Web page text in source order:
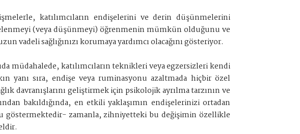
katılımcıların endişelerini ve derin düşünmelerini
(veya düşünmeyi) öğrenmenin mümkün olduğunu ve
vadeli sağlığınızı korumaya yardımcı olacağını gösteriyor.
müdahalede, katılımcıların teknikleri veya egzersizleri kendi
yanı sıra, endişe veya ruminasyonu azaltmada hiçbir özel
davranışlarını geliştirmek için psikolojik ayrılma tarzının ve
bakıldığında, en etkili yaklaşımın endişelerinizi ortadan
göstermektedir- zamanla, zihniyetteki bu değişimin özellikle